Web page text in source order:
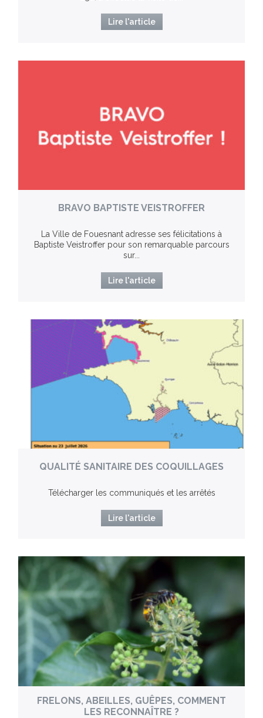
Lire l'article
BRAVO BAPTISTE VEISTROFFER
La Ville de Fouesnant adresse ses félicitations à
Baptiste Veistroffer pour son remarquable parcours
sur...
Lire l'article
QUALITÉ SANITAIRE DES COQUILLAGES
Télécharger les communiqués et les arrêtés
Lire l'article
FRELONS, ABEILLES, GUÊPES, COMMENT
LES RECONNAÎTRE ?